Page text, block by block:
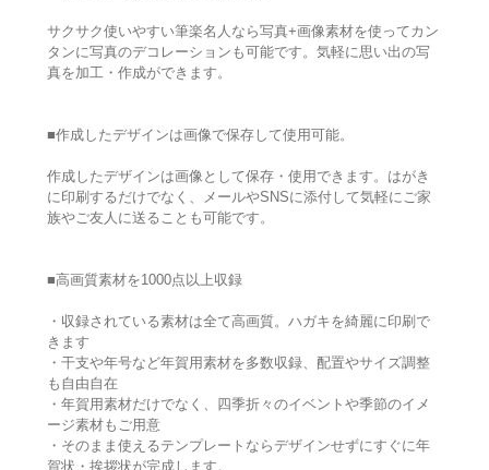
サクサク使いやすい筆楽名人なら写真+画像素材を使ってカン
タンに写真のデコレーションも可能です。気軽に思い出の写
真を加工・作成ができます。
■作成したデザインは画像で保存して使用可能。
作成したデザインは画像として保存・使用できます。はがき
に印刷するだけでなく、メールやSNSに添付して気軽にご家
族やご友人に送ることも可能です。
■高画質素材を1000点以上収録
・収録されている素材は全て高画質。ハガキを綺麗に印刷で
きます
・干支や年号など年賀用素材を多数収録、配置やサイズ調整
も自由自在
・年賀用素材だけでなく、四季折々のイベントや季節のイメ
ージ素材もご用意
・そのまま使えるテンプレートならデザインせずにすぐに年
賀状・挨拶状が完成します。